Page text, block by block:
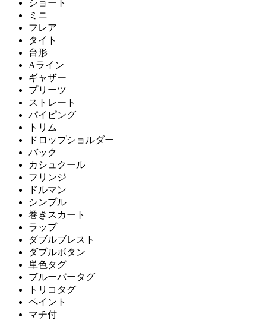
ショート
ミニ
フレア
タイト
台形
Aライン
ギャザー
プリーツ
ストレート
パイピング
トリム
ドロップショルダー
バック
カシュクール
フリンジ
ドルマン
シンプル
巻きスカート
ラップ
ダブルブレスト
ダブルボタン
単色タグ
ブルーバータグ
トリコタグ
ペイント
マチ付